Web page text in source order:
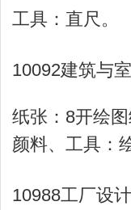
工具：直尺。
10092建筑与
纸张：8开绘
颜料、工具：
10988工厂设